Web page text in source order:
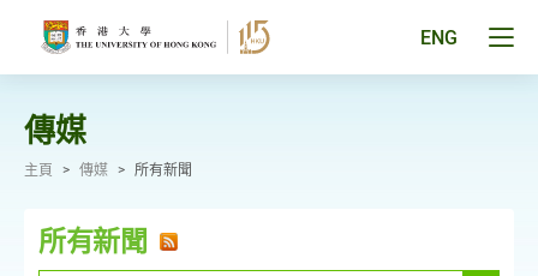
ENG
傳媒
主頁 > 傳媒 > 所有新聞
所有新聞